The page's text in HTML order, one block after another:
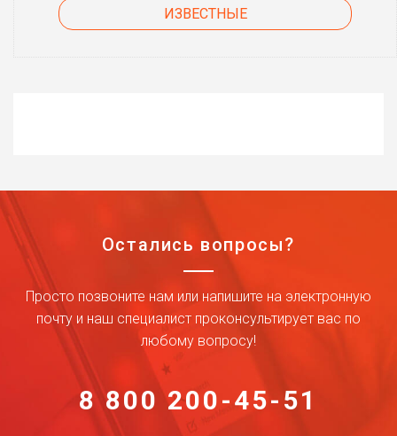
ИЗВЕСТНЫЕ
Остались вопросы?
Просто позвоните нам или напишите на электронную
почту и наш специалист проконсультирует вас по
любому вопросу!
8 800 200-45-51